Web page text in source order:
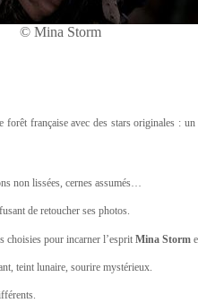
© Mina Storm
française avec des stars originales :
non lissées, cernes assumés…
de retoucher ses photos.
choisies pour incarner l’esprit Mina Storm
teint lunaire, sourire mystérieux.